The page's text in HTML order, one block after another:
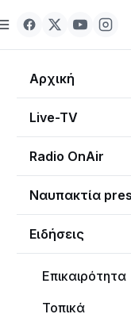
Αρχική
Live-TV
Radio OnAir
Ναυπακτία
Ειδήσεις
Επικαιρότητα
Τοπικά
12:08 Σε τροχιά
Αθλητικά